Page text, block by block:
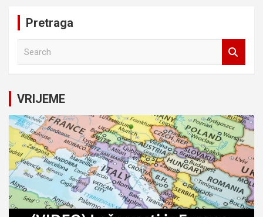
Pretraga
c
h
VRIJEME